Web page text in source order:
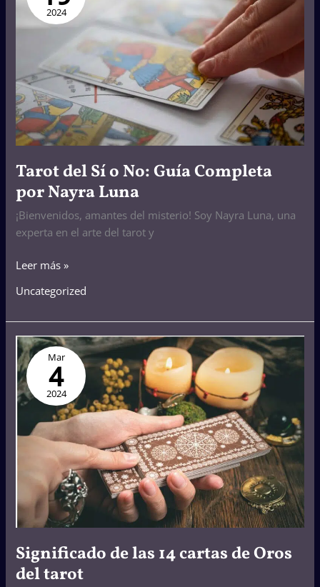
2024
Tarot del Sí o No: Guía Completa
por Nayra Luna
¡Bienvenidos, amantes del misterio! Soy Nayra Luna, una
experta en el arte del tarot y
No:
Completa
por
Nayra
Luna
Leer más »
Uncategorized
Mar
4
2024
Significado de las 14 cartas de Oros
del tarot
Significado
de
las
14
tarot